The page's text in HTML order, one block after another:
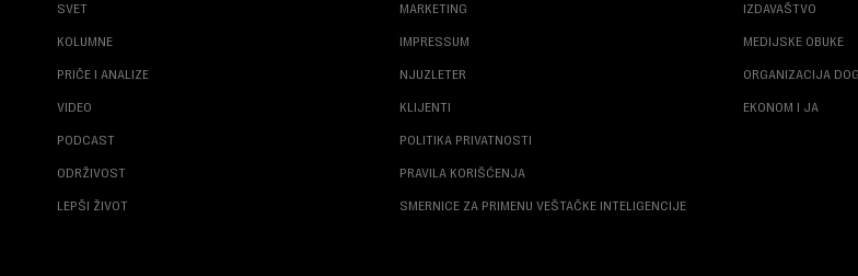
SVET
KOLUMNE
PRIČE I ANALIZE
VIDEO
PODCAST
ODRŽIVOST
LEPŠI ŽIVOT
MARKETING
IMPRESSUM
NJUZLETER
KLIJENTI
POLITIKA PRIVATNOSTI
PRAVILA KORIŠĆENJA
SMERNICE ZA PRIMENU VEŠTAČKE INTELIGENCIJE
IZDAVAŠTVO
MEDIJSKE OBUKE
ORGANIZACIJA
EKONOM I JA